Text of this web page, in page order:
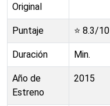
Original
Puntaje ⭐ 8.3/10
Duración Min.
Año de
Estreno
2015